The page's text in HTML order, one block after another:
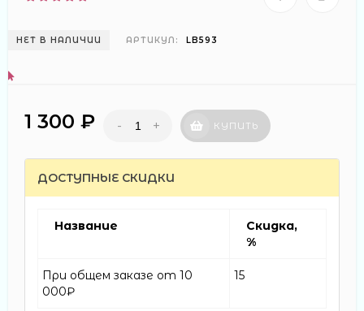
НЕТ В НАЛИЧИИ АРТИКУЛ: LB593
1 300 ₽ - + КУПИТЬ
ДОСТУПНЫЕ СКИДКИ
Название
Скидка,
%
При общем заказе от 10
000₽
15